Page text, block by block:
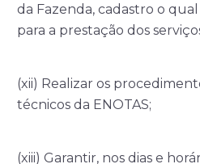
da Fazenda, cadastro o
para a prestação dos
(xii) Realizar os
técnicos da ENOTAS;
(xiii) Garantir, nos dias e